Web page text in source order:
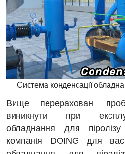
Система конденсації
Вище перераховані
виникнути при
обладнання для
компанія DOING для